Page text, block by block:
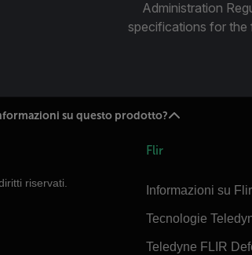
Administration
specifications for the
su questo prodotto?
riservati.
Flir
Informazioni su Flir
Tecnologie
Teledyne FLIR